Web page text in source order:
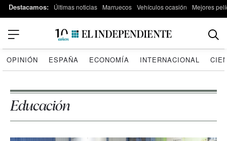
Destacamos: Últimas noticias Marruecos Vehículos ocasión Mejores
OPINIÓN ESPAÑA ECONOMÍA INTERNACIONAL
Educación